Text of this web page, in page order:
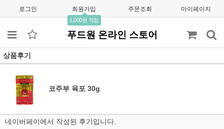
로그인 회원가입
1,000원 적립
주문조회 마이페이지
푸드원 온라인 스토어
상품후기
코주부 육포 30g
네이버페이에서 작성된 후기입니다.